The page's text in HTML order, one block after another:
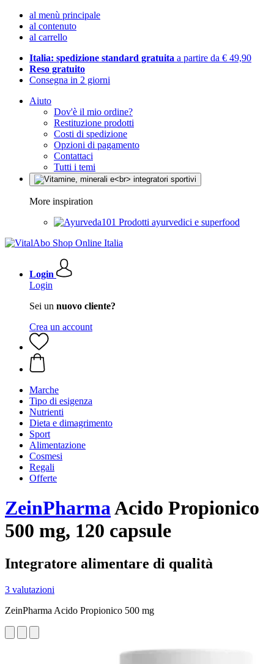
al menù principale
al contenuto
al carrello
Italia: spedizione standard gratuita a partire da € 49,90
Reso gratuito
Consegna in 2 giorni
Aiuto
Dov'è il mio ordine?
Restituzione prodotti
Costi di spedizione
Opzioni di pagamento
Contattaci
Tutti i temi
More inspiration
Prodotti ayurvedici e superfood
Login
Login
Sei un nuovo cliente?
Crea un account
Marche
Tipo di esigenza
Nutrienti
Dieta e dimagrimento
Sport
Alimentazione
Cosmesi
Regali
Offerte
ZeinPharmaAcido Propionico
500 mg, 120 capsule
Integratore alimentare di qualità
3 valutazioni
ZeinPharma Acido Propionico 500 mg